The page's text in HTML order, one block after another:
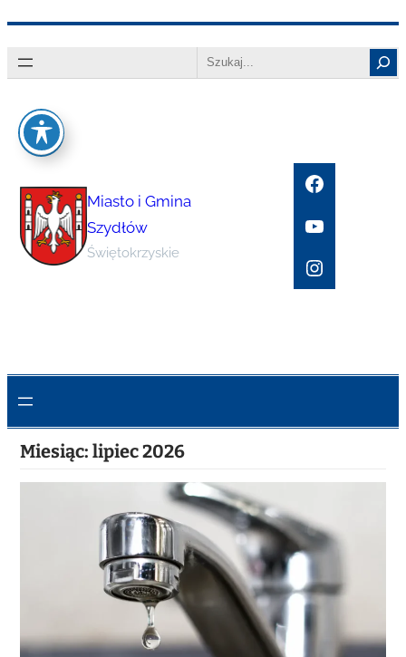
do
Search
Miasto i Gmina
Szydłów
Świętokrzyskie
Facebook
YouTube
Instagram
Miesiąc: lipiec 2026